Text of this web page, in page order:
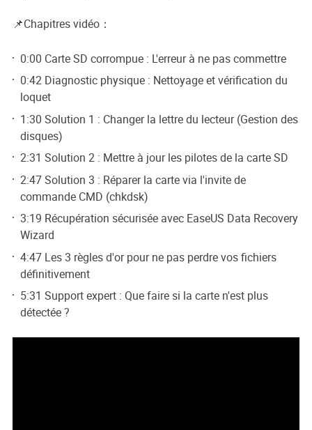
📌Chapitres vidéo：
0:00 Carte SD corrompue : L'erreur à ne pas commettre
0:42 Diagnostic physique : Nettoyage et vérification du
loquet
1:30 Solution 1 : Changer la lettre du lecteur (Gestion des
disques)
2:31 Solution 2 : Mettre à jour les pilotes de la carte SD
2:47 Solution 3 : Réparer la carte via l'invite de
commande CMD (chkdsk)
3:19 Récupération sécurisée avec EaseUS Data Recovery
Wizard
4:47 Les 3 règles d'or pour ne pas perdre vos fichiers
définitivement
5:31 Support expert : Que faire si la carte n'est plus
détectée ?